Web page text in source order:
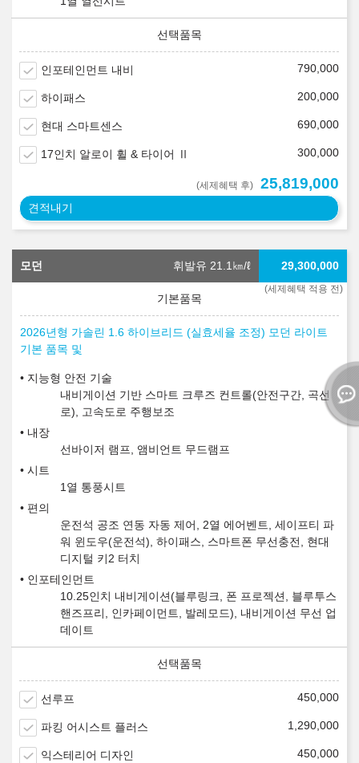
인포테인먼트 내비 790,000
하이패스 200,000
현대 스마트센스 690,000
17인치 알로이 휠 & 타이어 Ⅱ 300,000
(세제혜택 후) 25,819,000
견적내기
모던 휘발유 21.1㎞/ℓ
(세제혜택 적용 전)
29,300,000
2026년형 가솔린 1.6 하이브리드 (실효세율 조정) 모던 라이트
기본 품목 및
지능형 안전 기술
내비게이션 기반 스마트 크루즈 컨트롤(안전구간, 곡선
로), 고속도로 주행보조
내장
선바이저 램프, 앰비언트 무드램프
시트
1열 통풍시트
편의
운전석 공조 연동 자동 제어, 2열 에어벤트, 세이프티 파
워 윈도우(운전석), 하이패스, 스마트폰 무선충전, 현대
디지털 키2 터치
인포테인먼트
10.25인치 내비게이션(블루링크, 폰 프로젝션, 블루투스
핸즈프리, 인카페이먼트, 발레모드), 내비게이션 무선 업
데이트
선루프 450,000
파킹 어시스트 플러스 1,290,000
익스테리어 디자인 450,000